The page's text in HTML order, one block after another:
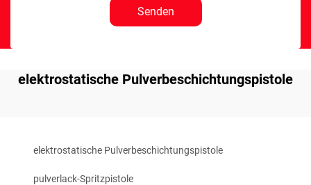
Senden
elektrostatische Pulverbeschichtungspistole
elektrostatische Pulverbeschichtungspistole
pulverlack-Spritzpistole